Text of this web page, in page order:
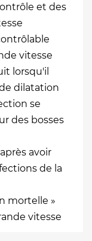
et des
vitesse
lorsqu'il
dilatation
se
des bosses
avoir
de la
mortelle »
vitesse